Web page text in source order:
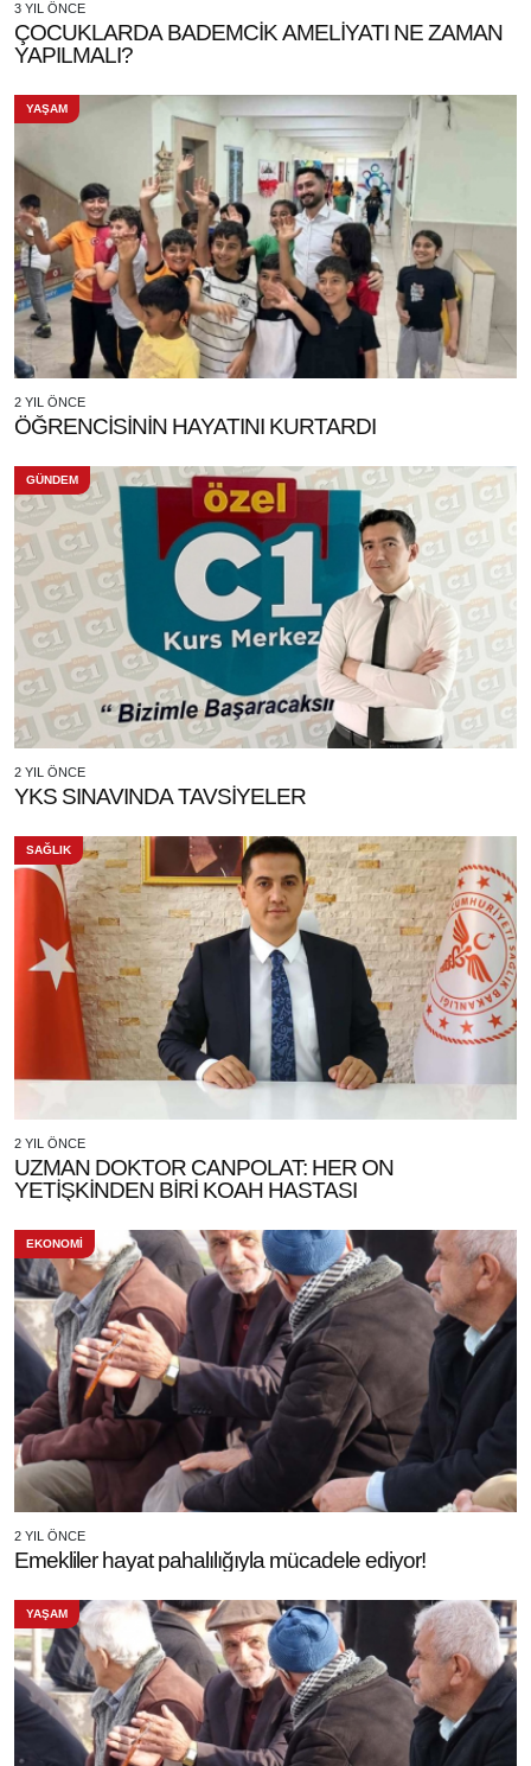
3 YIL ÖNCE
ÇOCUKLARDA BADEMCİK AMELİYATI NE ZAMAN
YAPILMALI?
YAŞAM
2 YIL ÖNCE
ÖĞRENCİSİNİN HAYATINI KURTARDI
GÜNDEM
2 YIL ÖNCE
YKS SINAVINDA TAVSİYELER
SAĞLIK
2 YIL ÖNCE
UZMAN DOKTOR CANPOLAT: HER ON
YETİŞKİNDEN BİRİ KOAH HASTASI
EKONOMİ
2 YIL ÖNCE
Emekliler hayat pahalılığıyla mücadele ediyor!
YAŞAM